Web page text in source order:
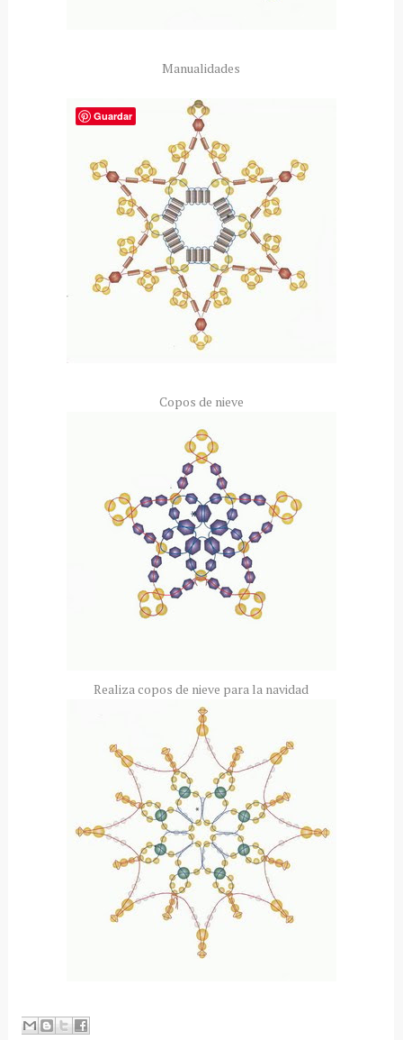
Manualidades
Copos de nieve
Realiza copos de nieve para la navidad
Guardar